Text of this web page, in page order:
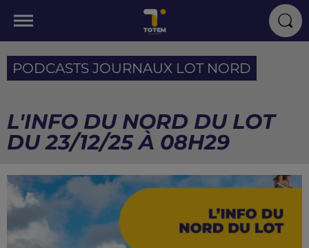
PODCASTS JOURNAUX LOT NORD
L'INFO DU NORD DU LOT
DU 23/12/25 À 08H29